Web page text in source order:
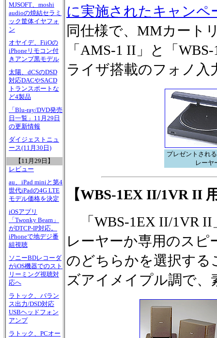
MJSOFT、moshi
audioの焼結セラミ
ック筐体イヤフォ
ン
オヤイデ、FiiOの
iPhoneリモコン付
きアンプ黒モデル
太陽、dCSのDSD
対応DACやSACD
トランスポートな
ど4製品
「Blu-ray/DVD発売
日一覧」11月29日
の更新情報
ダイジェストニュ
ース(11月30日)
【11月29日】
レビュー
au、iPad miniと第4
世代iPadの4G LTE
モデル価格を決定
iOSアプリ
「Twonky Beam」
がDTCP-IP対応。
iPhoneで地デジ番
組視聴
ソニーBDレコーダ
がiOS機器でのスト
リーミング視聴対
応へ
ラトック、バラン
ス出力/DSD対応
USBヘッドフォン
アンプ
ラトック、PCオー
に実施されたキャンペ
同仕様で、MMカート
「AMS-1 II」と「
ライザ搭載のフォノ入
プレゼントされ
レーヤ
【WBS-1EX II/1VR II
「WBS-1EX II/1VR II
レーヤーか専用のス
のどちらかを選択す
ズアイメイプル調で、